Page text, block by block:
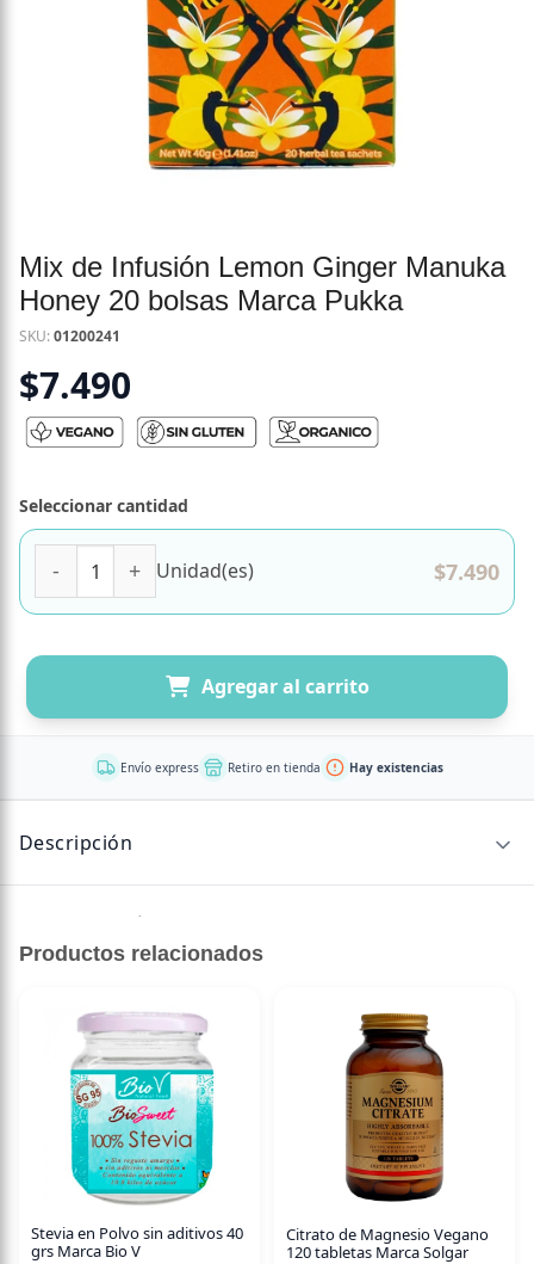
Mix de Infusión Lemon Ginger Manuka
Honey 20 bolsas Marca Pukka
SKU:01200241
$7.490
Seleccionar cantidad
Unidad(es) $7.490
Agregar al carrito
Envío express Retiro en tienda Hay existencias
Descripción
Sin descripción disponible.
Productos relacionados
Stevia en Polvo sin aditivos 40
grs Marca Bio V
Citrato de Magnesio Vegano
120 tabletas Marca Solgar